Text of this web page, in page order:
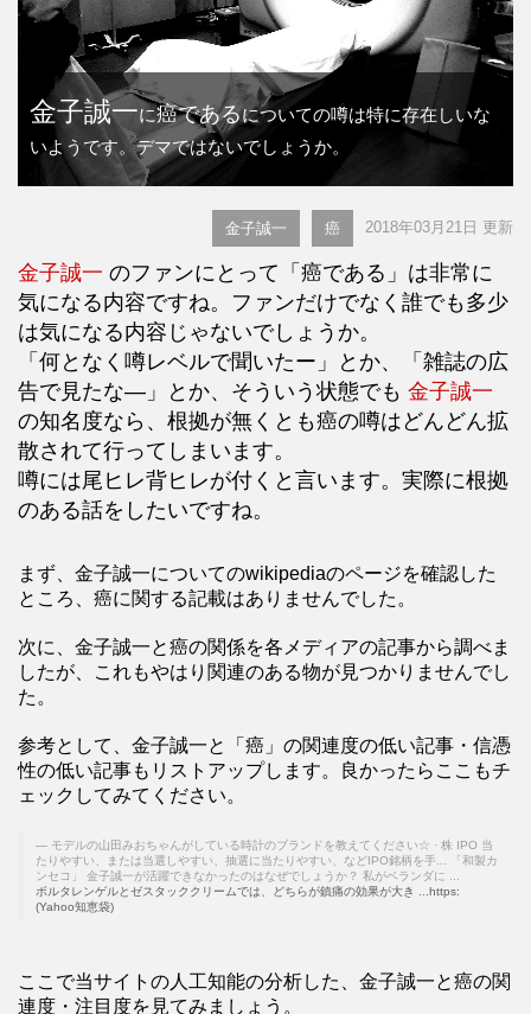
金子誠一に癌であるについての噂は特に存在しいな
いようです。デマではないでしょうか。
金子誠一 癌 2018年03月21日 更新
金子誠一 のファンにとって「癌である」は非常に
気になる内容ですね。ファンだけでなく誰でも多少
は気になる内容じゃないでしょうか。
「何となく噂レベルで聞いたー」とか、「雑誌の広
告で見たな―」とか、そういう状態でも 金子誠一
の知名度なら、根拠が無くとも癌の噂はどんどん拡
散されて行ってしまいます。
噂には尾ヒレ背ヒレが付くと言います。実際に根拠
のある話をしたいですね。
まず、金子誠一についてのwikipediaのページを確認した
ところ、癌に関する記載はありませんでした。
次に、金子誠一と癌の関係を各メディアの記事から調べま
したが、これもやはり関連のある物が見つかりませんでし
た。
参考として、金子誠一と「癌」の関連度の低い記事・信憑
性の低い記事もリストアップします。良かったらここもチ
ェックしてみてください。
モデルの山田みおちゃんがしている時計のブランドを教えてください☆ · 株 IPO 当
たりやすい、または当選しやすい、抽選に当たりやすい、などIPO銘柄を手... 「和製カ
ンセコ」 金子誠一が活躍できなかったのはなぜでしょうか？ 私がベランダに ...
ボルタレンゲルとゼスタッククリームでは、どちらが鎮痛の効果が大き ...https:
(Yahoo知恵袋)
ここで当サイトの人工知能の分析した、金子誠一と癌の関
連度・注目度を見てみましょう。